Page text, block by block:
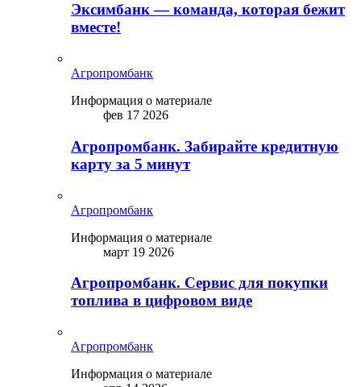
Эксимбанк — команда, которая бежит
вместе!
Агропромбанк
Информация о материале
фев 17 2026
Агропромбанк. Забирайте кредитную
карту за 5 минут
Агропромбанк
Информация о материале
март 19 2026
Агропромбанк. Сервис для покупки
топлива в цифровом виде
Агропромбанк
Информация о материале